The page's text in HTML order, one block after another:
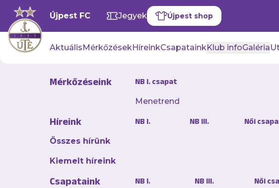
Újpest FC Jegyek Újpest shop
AktuálisMérkőzésekHíreinkCsapatainkKlub infoGaléria
Mérkőzéseink NB I. csapat
Menetrend
Híreink
Összes hírünk
Kiemelt híreink
NB I. NB III. Női
Csapataink NB I. NB III. Női
Klub info
Cím